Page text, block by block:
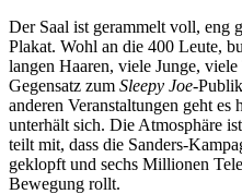
Der Saal ist gerammelt voll, eng
Plakat. Wohl an die 400 Leute,
langen Haaren, viele Junge,
Gegensatz zum Sleepy Joe-
anderen Veranstaltungen geht es
unterhält sich. Die Atmosphäre
teilt mit, dass die Sanders-
geklopft und sechs Millionen
Bewegung rollt.